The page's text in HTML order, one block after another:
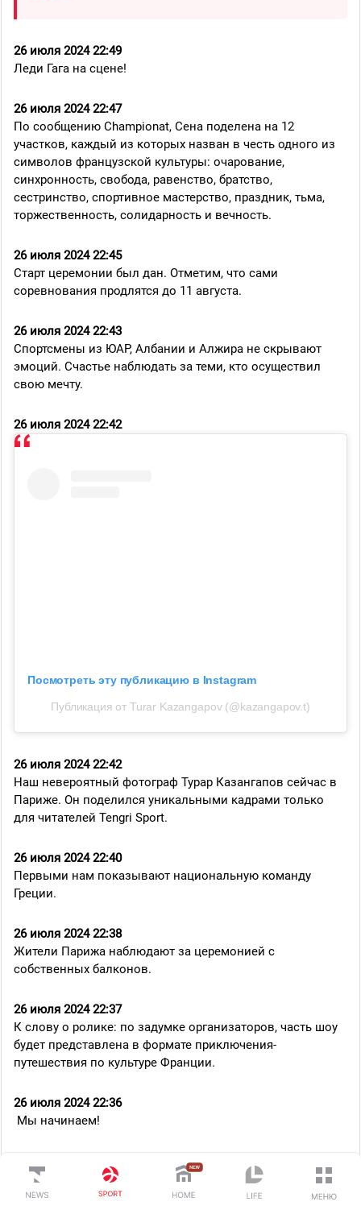
Наблюдаем эффектнейший путь, который проделал
олимпийский огонь. Легенда мирового футбола Зинедин
26 июля 2024 22:36
Мы начинаем!
26 июля 2024 22:37
К слову о ролике: по задумке организаторов, часть шоу
будет представлена в формате приключения-
путешествия по культуре Франции.
26 июля 2024 22:38
Жители Парижа наблюдают за церемонией с
собственных балконов.
26 июля 2024 22:40
Первыми нам показывают национальную команду
Греции.
26 июля 2024 22:42
Наш невероятный фотограф Турар Казангапов сейчас в
Париже. Он поделился уникальными кадрами только
для читателей Tengri Sport.
26 июля 2024 22:42
Посмотреть эту публикацию в Instagram
Публикация от Turar Kazangapov (@kazangapov.t)
26 июля 2024 22:43
Спортсмены из ЮАР, Албании и Алжира не скрывают
эмоций. Счастье наблюдать за теми, кто осуществил
свою мечту.
26 июля 2024 22:45
Старт церемонии был дан. Отметим, что сами
соревнования продлятся до 11 августа.
26 июля 2024 22:47
По сообщению Championat, Сена поделена на 12
участков, каждый из которых назван в честь одного из
символов французской культуры: очарование,
синхронность, свобода, равенство, братство,
сестринство, спортивное мастерство, праздник, тьма,
торжественность, солидарность и вечность.
26 июля 2024 22:49
Леди Гага на сцене!